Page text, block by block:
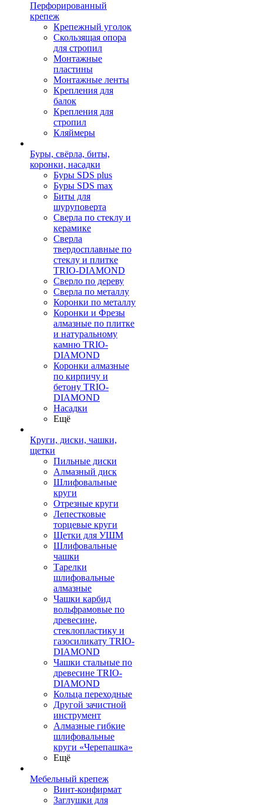
Перфорированный
крепеж
Крепежный уголок
Скользящая опора
для стропил
Монтажные
пластины
Монтажные ленты
Крепления для
балок
Крепления для
стропил
Кляймеры
Буры, свёрла, биты,
коронки, насадки
Буры SDS plus
Буры SDS max
Биты для
шуруповерта
Сверла по стеклу и
керамике
Сверла
твердосплавные по
стеклу и плитке
TRIO-DIAMOND
Сверло по дереву
Сверла по металлу
Коронки по металлу
Коронки и Фрезы
алмазные по плитке
и натуральному
камню TRIO-
DIAMOND
Коронки алмазные
по кирпичу и
бетону TRIO-
DIAMOND
Насадки
Ещё
Круги, диски, чашки,
щетки
Пильные диски
Алмазный диск
Шлифовальные
круги
Отрезные круги
Лепестковые
торцевые круги
Щетки для УШМ
Шлифовальные
чашки
Тарелки
шлифовальные
алмазные
Чашки карбид
вольфрамовые по
древесине,
стеклопластику и
газосиликату TRIO-
DIAMOND
Чашки стальные по
древесине TRIO-
DIAMOND
Кольца переходные
Другой зачистной
инструмент
Алмазные гибкие
шлифовальные
круги «Черепашка»
Ещё
Мебельный крепеж
Винт-конфирмат
Заглушки для